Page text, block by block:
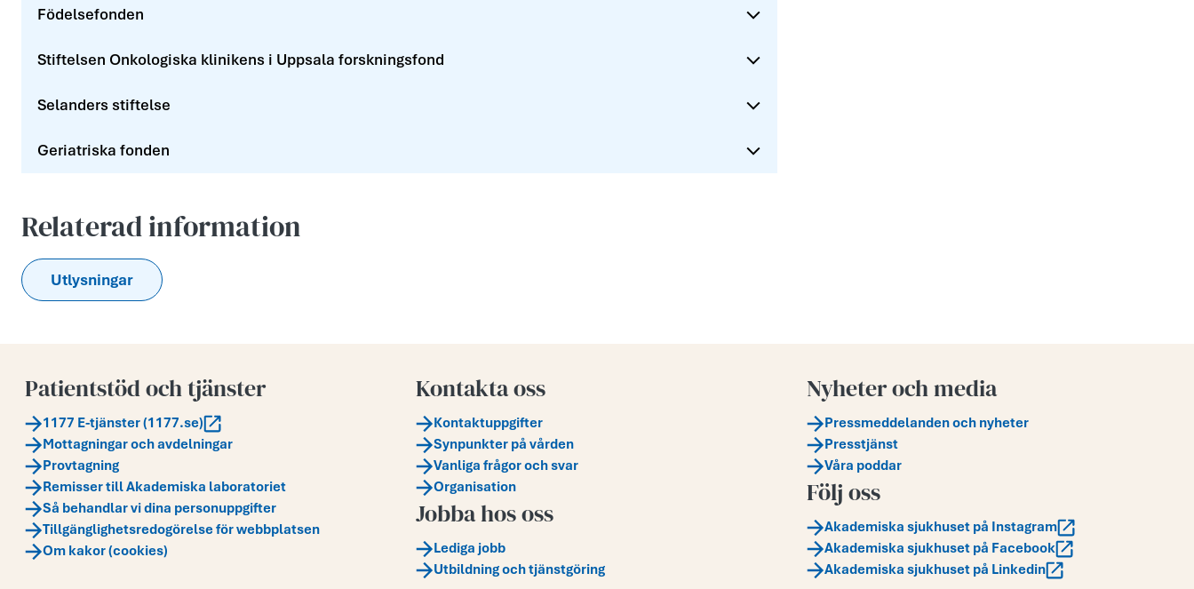
Födelsefonden
Stiftelsen Onkologiska klinikens i Uppsala forskningsfond
Selanders stiftelse
Geriatriska fonden
Relaterad information
Utlysningar
Patientstöd och tjänster
1177 E-tjänster (1177.se)
Mottagningar och avdelningar
Provtagning
Remisser till Akademiska laboratoriet
Så behandlar vi dina personuppgifter
Tillgänglighetsredogörelse för webbplatsen
Om kakor (cookies)
Kontakta oss
Kontaktuppgifter
Synpunkter på vården
Vanliga frågor och svar
Organisation
Jobba hos oss
Lediga jobb
Utbildning och tjänstgöring
Nyheter och media
Pressmeddelanden och nyheter
Presstjänst
Våra poddar
Följ oss
Akademiska sjukhuset på Instagram
Akademiska sjukhuset på Facebook
Akademiska sjukhuset på Linkedin